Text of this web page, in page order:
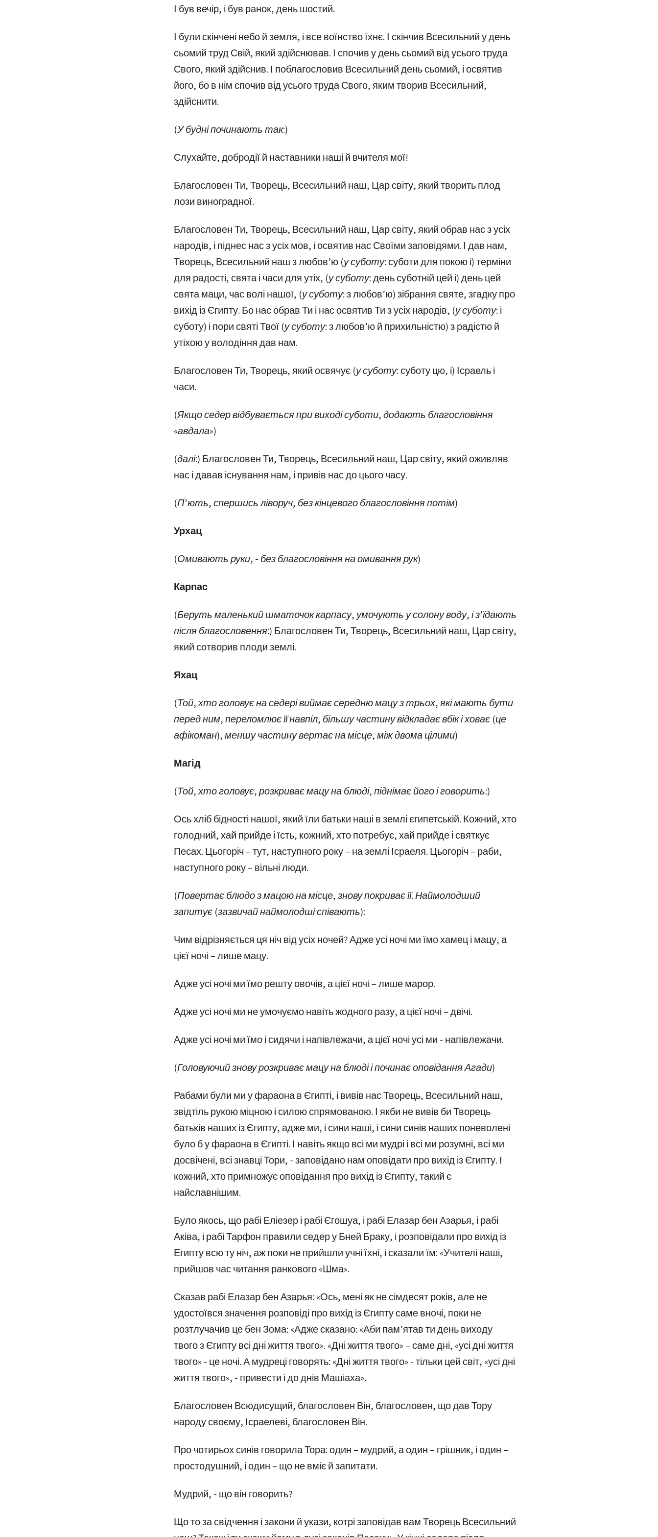
І був вечір, і був ранок, день шостий.
І були скінчені небо й земля, і все воїнство їхнє. І скінчив Всесильний у день
сьомий труд Свій, який здійснював. І спочив у день сьомий від усього труда
Свого, який здійснив. І поблагословив Всесильний день сьомий, і освятив
його, бо в нім спочив від усього труда Свого, яким творив Всесильний,
здійснити.
(У будні починають так:)
Слухайте, добродії й наставники наші й вчителя мої!
Благословен Ти, Творець, Всесильний наш, Цар світу, який творить плод
лози виноградної.
Благословен Ти, Творець, Всесильний наш, Цар світу, який обрав нас з усіх
народів, і піднес нас з усіх мов, і освятив нас Своїми заповідями. І дав нам,
Творець, Всесильний наш з любов’ю (у суботу:суботи для покою і) терміни
для радості, свята і часи для утіх, (у суботу:день суботній цей і) день цей
свята маци, час волі нашої, (у суботу:з любов’ю) зібрання святе, згадку про
вихід із Єгипту. Бо нас обрав Ти і нас освятив Ти з усіх народів, (у суботу: і
суботу) і пори святі Твої (у суботу:з любов’ю й прихильністю) з радістю й
утіхою у володіння дав нам.
Благословен Ти, Творець, який освячує (у суботу:суботу цю, і) Ісраель і
часи.
(Якщо седер відбувається при виході суботи, додають благословіння
«авдала»)
(далі:) Благословен Ти, Творець, Всесильний наш, Цар світу, який оживляв
нас і давав існування нам, і привів нас до цього часу.
(П’ють, спершись ліворуч, без кінцевого благословіння потім)
Урхац
(Омивають руки, - без благословіння на омивання рук)
Карпас
(Беруть маленький шматочок карпасу, умочують у солону воду, і з’їдають
після благословення:) Благословен Ти, Творець, Всесильний наш, Цар світу,
який сотворив плоди землі.
Яхац
(Той, хто головує на седері виймає середню мацу з трьох, які мають бути
перед ним, переломлює її навпіл, більшу частину відкладає вбік і ховає (це
афікоман), меншу частину вертає на місце, між двома цілими)
Магід
(Той, хто головує, розкриває мацу на блюді, піднімає його і говорить:)
Ось хліб бідності нашої, який їли батьки наші в землі єгипетській. Кожний, хто
голодний, хай прийде і їсть, кожний, хто потребує, хай прийде і святкує
Песах. Цьогоріч – тут, наступного року – на землі Ісраеля. Цьогоріч – раби,
наступного року – вільні люди.
(Повертає блюдо з мацою на місце, знову покриває її. Наймолодший
запитує (зазвичай наймолодші співають):
Чим відрізняється ця ніч від усіх ночей? Адже усі ночі ми їмо хамец і мацу, а
цієї ночі – лише мацу.
Адже усі ночі ми їмо решту овочів, а цієї ночі – лише марор.
Адже усі ночі ми не умочуємо навіть жодного разу, а цієї ночі – двічі.
Адже усі ночі ми їмо і сидячи і напівлежачи, а цієї ночі усі ми - напівлежачи.
(Головуючий знову розкриває мацу на блюді і починає оповідання Агади)
Рабами були ми у фараона в Єгипті, і вивів нас Творець, Всесильний наш,
звідтіль рукою міцною і силою спрямованою. І якби не вивів би Творець
батьків наших із Єгипту, адже ми, і сини наші, і сини синів наших поневолені
було б у фараона в Єгипті. І навіть якщо всі ми мудрі і всі ми розумні, всі ми
досвічені, всі знавці Тори, - заповідано нам оповідати про вихід із Єгипту. І
кожний, хто примножує оповідання про вихід із Єгипту, такий є
найславнішим.
Було якось, що рабі Еліезер і рабі Єгошуа, і рабі Елазар бен Азарья, і рабі
Аківа, і рабі Тарфон правили седер у Бней Браку, і розповідали про вихід із
Египту всю ту ніч, аж поки не прийшли учні їхні, і сказали їм: «Учителі наші,
прийшов час читання ранкового «Шма».
Сказав рабі Елазар бен Азарья: «Ось, мені як не сімдесят років, але не
удостоївся значення розповіді про вихід із Єгипту саме вночі, поки не
розтлучачив це бен Зома: «Адже сказано: «Аби пам’ятав ти день виходу
твого з Єгипту всі дні життя твого». «Дні життя твого» – саме дні, «усі дні життя
твого» - це ночі. А мудреці говорять: «Дні життя твого» - тільки цей світ, «усі дні
життя твого», - привести і до днів Машіаха».
Благословен Всюдисущий, благословен Він, благословен, що дав Тору
народу своєму, Ісраелеві, благословен Він.
Про чотирьох синів говорила Тора: один – мудрий, а один – грішник, і один –
простодушний, і один – що не вміє й запитати.
Мудрий, - що він говорить?
Що то за свідчення і закони й укази, котрі заповідав вам Творець Всесильний